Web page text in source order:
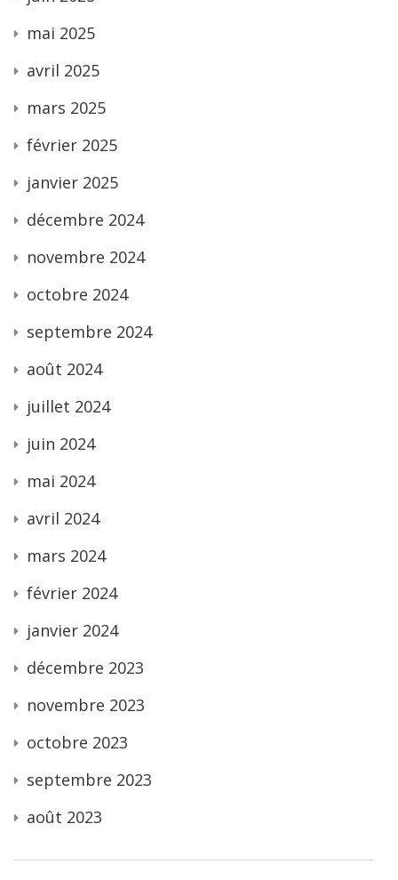
mai 2025
avril 2025
mars 2025
février 2025
janvier 2025
décembre 2024
novembre 2024
octobre 2024
septembre 2024
août 2024
juillet 2024
juin 2024
mai 2024
avril 2024
mars 2024
février 2024
janvier 2024
décembre 2023
novembre 2023
octobre 2023
septembre 2023
août 2023